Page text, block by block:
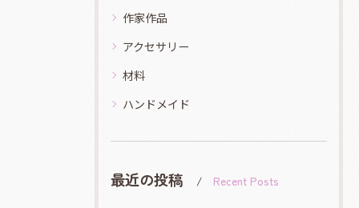
作家作品
アクセサリー
材料
ハンドメイド
最近の投稿 Recent Posts